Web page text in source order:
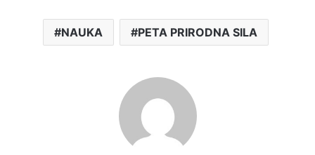
NAUKA PETA PRIRODNA SILA